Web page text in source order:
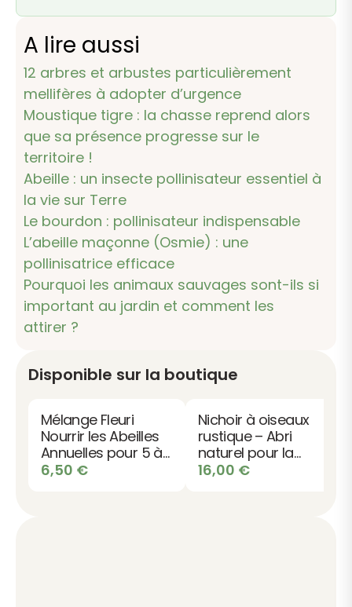
A lire aussi
12 arbres et arbustes particulièrement
mellifères à adopter d’urgence
Moustique tigre : la chasse reprend alors
que sa présence progresse sur le
territoire !
Abeille : un insecte pollinisateur essentiel à
la vie sur Terre
Le bourdon : pollinisateur indispensable
L’abeille maçonne (Osmie) : une
pollinisatrice efficace
Pourquoi les animaux sauvages sont-ils si
important au jardin et comment les
attirer ?
Disponible sur la boutique
Mélange Fleuri
Nourrir les Abeilles
Annuelles pour 5 à
20 m² - 20 graines
6,50 €
Nichoir à oiseaux
rustique – Abri
naturel pour la
nidification
16,00 €